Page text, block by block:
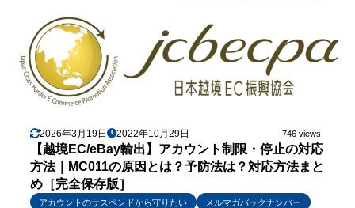
2026年3月19日 2022年10月29日 746 views
【越境EC/eBay輸出】アカウント制限・停止の対応
方法｜MC011の原因とは？予防法は？対応方法まと
め［完全保存版］
アカウントのサスペンドから守りたい
メルマガバックナンバー